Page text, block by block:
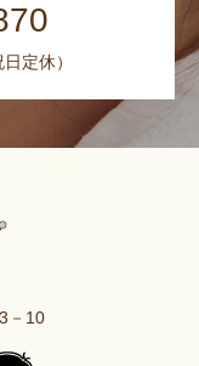
定休）
－10